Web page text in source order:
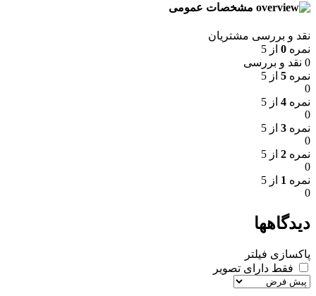
مشخصات عمومی
نقد و بررسی مشتریان
نمره 0 از 5
0 نقد و بررسی
نمره 5 از 5
0
نمره 4 از 5
0
نمره 3 از 5
0
نمره 2 از 5
0
نمره 1 از 5
0
دیدگاهها
پاکسازی فیلتر
فقط دارای تصویر